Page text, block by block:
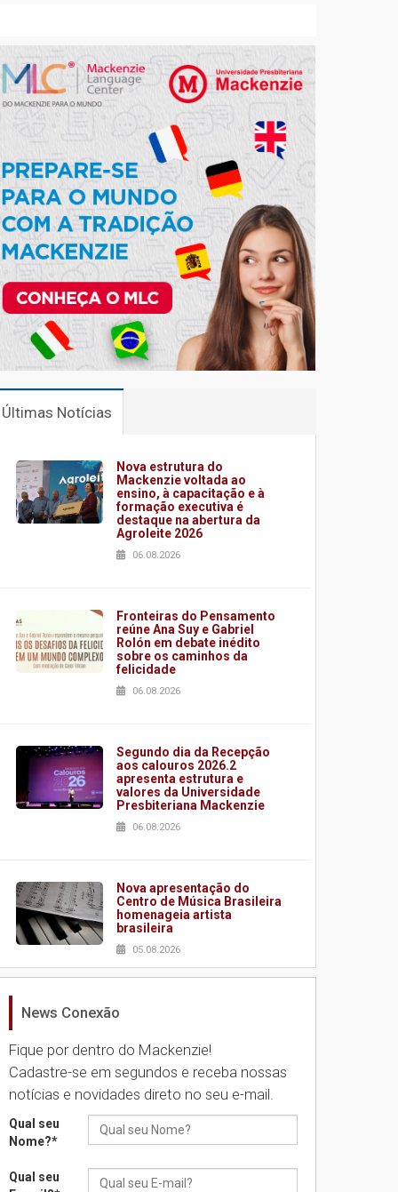
Últimas Notícias
Nova estrutura do
Mackenzie voltada ao
ensino, à capacitação e à
formação executiva é
destaque na abertura da
Agroleite 2026
06.08.2026
Fronteiras do Pensamento
reúne Ana Suy e Gabriel
Rolón em debate inédito
sobre os caminhos da
felicidade
06.08.2026
Segundo dia da Recepção
aos calouros 2026.2
apresenta estrutura e
valores da Universidade
Presbiteriana Mackenzie
06.08.2026
Nova apresentação do
Centro de Música Brasileira
homenageia artista
brasileira
05.08.2026
Universidade Mackenzie
Seminário discute desafios
das novas tecnologias em
sistemas solares
04.08.2026
News Conexão
Fique por dentro do Mackenzie!
Cadastre-se em segundos e receba nossas
notícias e novidades direto no seu e-mail.
Qual seu
Nome?*
Qual seu